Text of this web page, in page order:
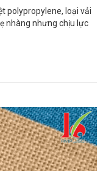
polypropylene, loại vải
nhàng nhưng chịu lực